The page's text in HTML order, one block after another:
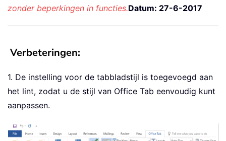
zonder beperkingen in functies.Datum: 27-6-2017
Verbeteringen:
1. De instelling voor de tabbladstijl is toegevoegd aan
het lint, zodat u de stijl van Office Tab eenvoudig kunt
aanpassen.